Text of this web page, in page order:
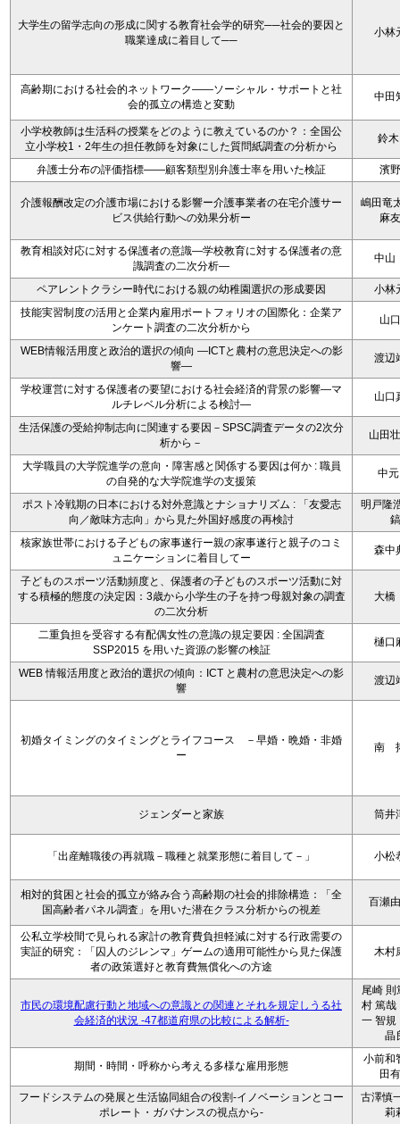
大学生の留学志向の形成に関する教育社会学的研究──社会的要因と
職業達成に着目して──
小林
高齢期における社会的ネットワーク――ソーシャル・サポートと社
会的孤立の構造と変動
中田
小学校教師は生活科の授業をどのように教えているのか？：全国公
立小学校1・2年生の担任教師を対象にした質問紙調査の分析から
鈴
弁護士分布の評価指標――顧客類型別弁護士率を用いた検証 濱
介護報酬改定の介護市場における影響ー介護事業者の在宅介護サー
ビス供給行動への効果分析ー
嶋田竜
麻
教育相談対応に対する保護者の意識—学校教育に対する保護者の意
識調査の二次分析—
中
ペアレントクラシー時代における親の幼稚園選択の形成要因
小林
技能実習制度の活用と企業内雇用ポートフォリオの国際化：企業ア
ンケート調査の二次分析から
山
WEB情報活用度と政治的選択の傾向 ―ICTと農村の意思決定への影
響―
渡辺
学校運営に対する保護者の要望における社会経済的背景の影響―マ
ルチレベル分析による検討―
山口
生活保護の受給抑制志向に関連する要因－SPSC調査データの2次分
析から－
山田
大学職員の大学院進学の意向・障害感と関係する要因は何か : 職員
の自発的な大学院進学の支援策
中
ポスト冷戦期の日本における対外意識とナショナリズム : 「友愛志
向／敵味方志向」から見た外国好感度の再検討
明戸隆
鎬
核家族世帯における子どもの家事遂行ー親の家事遂行と親子のコミ
ュニケーションに着目してー
森中
子どものスポーツ活動頻度と、保護者の子どものスポーツ活動に対
する積極的態度の決定因：3歳から小学生の子を持つ母親対象の調査
の二次分析
大
二重負担を受容する有配偶女性の意識の規定要因 : 全国調査
SSP2015 を用いた資源の影響の検証
樋口
WEB 情報活用度と政治的選択の傾向：ICT と農村の意思決定への影
響
渡辺
初婚タイミングのタイミングとライフコース －早婚・晩婚・非婚
ー
南
ジェンダーと家族 筒井
「出産離職後の再就職－職種と就業形態に着目して－」 小松
相対的貧困と社会的孤立が絡み合う高齢期の社会的排除構造：「全
国高齢者パネル調査」を用いた潜在クラス分析からの視差
百瀬
公私立学校間で見られる家計の教育費負担軽減に対する行政需要の
実証的研究：「囚人のジレンマ」ゲームの適用可能性から見た保護
者の政策選好と教育費無償化への方途
木村
市民の環境配慮行動と地域への意識との関連とそれを規定しうる社
会経済的状況 -47都道府県の比較による解析-
尾崎 則
村 篤哉
一 智規
晶
期間・時間・呼称から考える多様な雇用形態
小前和
田
フードシステムの発展と生活協同組合の役割-イノベーションとコー
ポレート・ガバナンスの視点から-
古澤慎
莉